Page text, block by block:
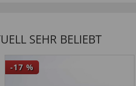
SEHR BELIEBT
-17 %